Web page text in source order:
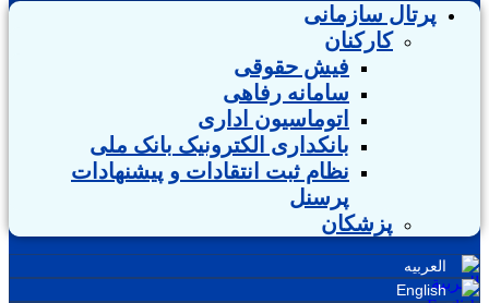
پرتال سازمانی
کارکنان
فیش حقوقی
سامانه رفاهی
اتوماسیون اداری
بانکداری الکترونیک بانک ملی
نظام ثبت انتقادات و پيشنهادات
پرسنل
پزشکان
العربیه
English